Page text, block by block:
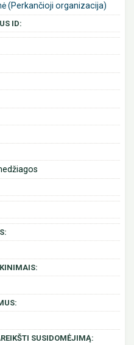
(Perkančioji organizacija)
ID:
SUSIDOMĖJIMĄ: